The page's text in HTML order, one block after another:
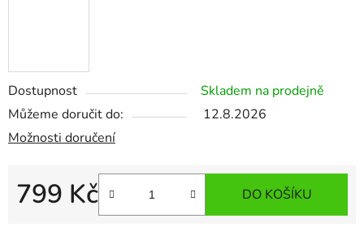
Dostupnost
Skladem na prodejně
Můžeme doručit do:
12.8.2026
Možnosti doručení
799 Kč DO KOŠÍKU